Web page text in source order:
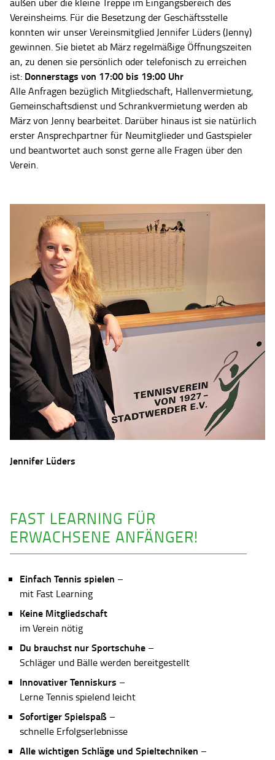
außen über die kleine Treppe im Eingangsbereich des
Vereinsheims. Für die Besetzung der Geschäftsstelle
konnten wir unser Vereinsmitglied Jennifer Lüders (Jenny)
gewinnen. Sie bietet ab März regelmäßige Öffnungszeiten
an, zu denen sie persönlich oder telefonisch zu erreichen
ist: Donnerstags von 17:00 bis 19:00 Uhr
Alle Anfragen bezüglich Mitgliedschaft, Hallenvermietung,
Gemeinschaftsdienst und Schrankvermietung werden ab
März von Jenny bearbeitet. Darüber hinaus ist sie natürlich
erster Ansprechpartner für Neumitglieder und Gastspieler
und beantwortet auch sonst gerne alle Fragen über den
Verein.
Jennifer Lüders
FAST LEARNING FÜR
ERWACHSENE ANFÄNGER!
Einfach Tennis spielen –
mit Fast Learning
Keine Mitgliedschaft
im Verein nötig
Du brauchst nur Sportschuhe –
Schläger und Bälle werden bereitgestellt
Innovativer Tenniskurs –
Lerne Tennis spielend leicht
Sofortiger Spielspaß –
schnelle Erfolgserlebnisse
Alle wichtigen Schläge und Spieltechniken –